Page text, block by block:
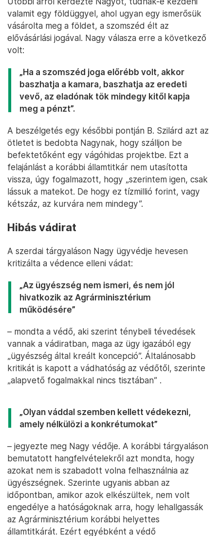
valamit egy földüggyel, ahol ugyan egy ismerősük
vásárolta meg a földet, a szomszéd élt az
elővásárlási jogával. Nagy válasza erre a következő
volt:
„Ha a szomszéd joga előrébb volt, akkor
baszhatja a kamara, baszhatja az eredeti
vevő, az eladónak tök mindegy kitől kapja
meg a pénzt”.
A beszélgetés egy későbbi pontján B. Szilárd azt az
ötletet is bedobta Nagynak, hogy szálljon be
befektetőként egy vágóhidas projektbe. Ezt a
felajánlást a korábbi államtitkár nem utasította
vissza, úgy fogalmazott, hogy „szerintem igen, csak
lássuk a matekot. De hogy ez tízmillió forint, vagy
kétszáz, az kurvára nem mindegy”.
Hibás vádirat
A szerdai tárgyaláson Nagy ügyvédje hevesen
kritizálta a védence elleni vádat:
„Az ügyészség nem ismeri, és nem jól
hivatkozik az Agrárminisztérium
működésére”
– mondta a védő, aki szerint ténybeli tévedések
vannak a vádiratban, maga az ügy igazából egy
„ügyészség által kreált koncepció”. Általánosabb
kritikát is kapott a vádhatóság az védőtől, szerinte
„alapvető fogalmakkal nincs tisztában” .
„Olyan váddal szemben kellett védekezni,
amely nélkülözi a konkrétumokat”
– jegyezte meg Nagy védője. A korábbi tárgyaláson
bemutatott hangfelvételekről azt mondta, hogy
azokat nem is szabadott volna felhasználnia az
ügyészségnek. Szerinte ugyanis abban az
időpontban, amikor azok elkészültek, nem volt
engedélye a hatóságoknak arra, hogy lehallgassák
az Agrárminisztérium korábbi helyettes
államtitkárát. Ezért egyébként a védő